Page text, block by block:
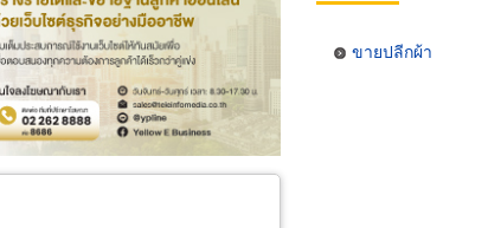
ธุรกิจบริการ
ขายปลีกผ้า